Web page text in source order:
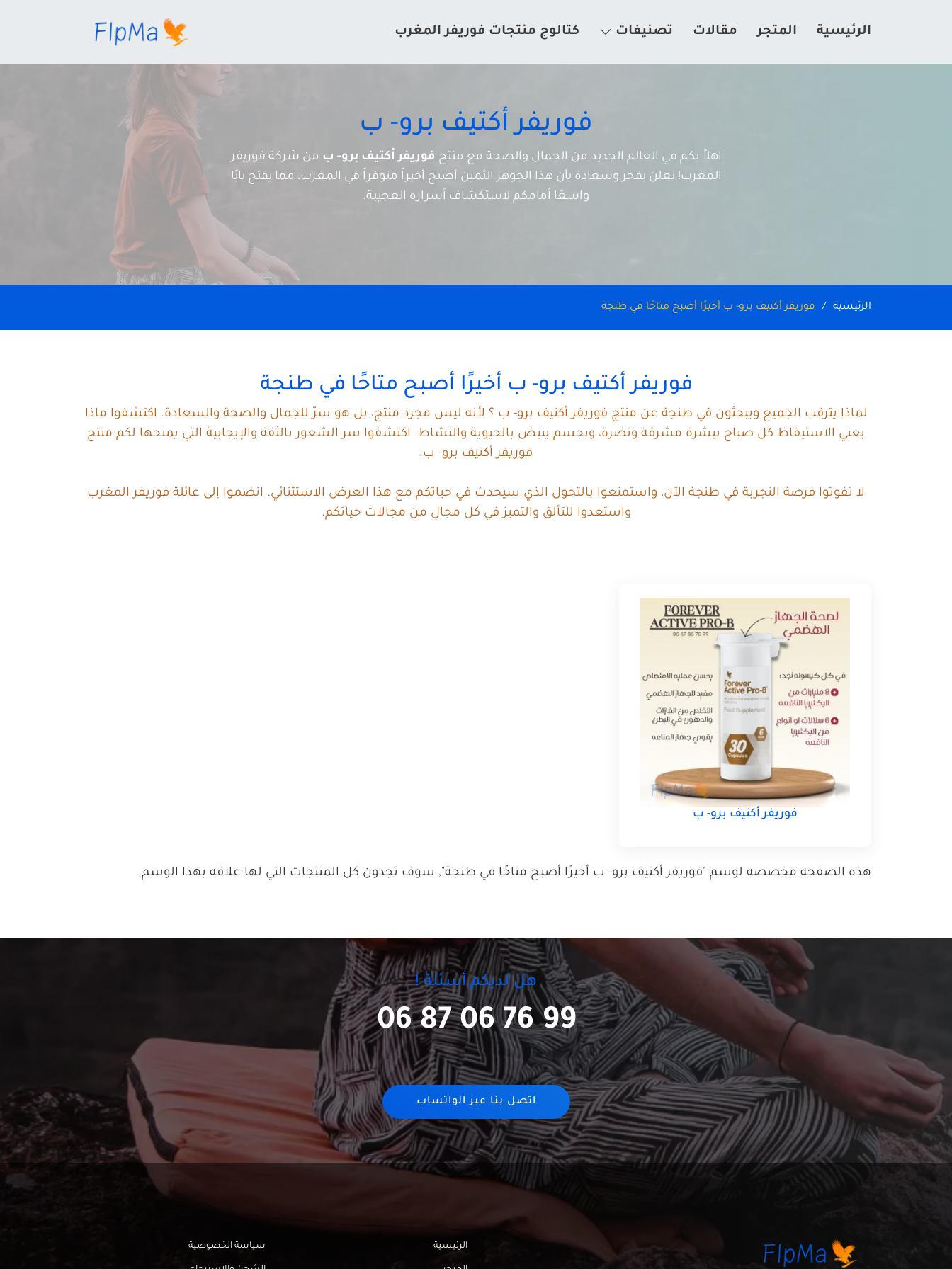
الرئيسية المتجر مقالات تصنيفات كتالوج منتجات فوريفر المغرب
فوريفر أكتيف برو- ب
اهلاً بكم في العالم الجديد من الجمال والصحة مع منتج فوريفر أكتيف برو- ب من شركة فوريفر
المغرب! نعلن بفخر وسعادة بأن هذا الجوهر الثمين أصبح أخيراً متوفراً في المغرب، مما يفتح بابًا
واسعًا أمامكم لاستكشاف أسراره العجيبة.
الرئيسية فوريفر أكتيف برو- ب أخيرًا أصبح متاحًا في طنجة
فوريفر أكتيف برو- ب أخيرًا أصبح متاحًا في طنجة
لماذا يترقب الجميع ويبحثون في طنجة عن منتج فوريفر أكتيف برو- ب ؟ لأنه ليس مجرد منتج، بل هو سرّ للجمال والصحة والسعادة. اكتشفوا ماذا
يعني الاستيقاظ كل صباح ببشرة مشرقة ونضرة، وبجسم ينبض بالحيوية والنشاط. اكتشفوا سر الشعور بالثقة والإيجابية التي يمنحها لكم منتج
فوريفر أكتيف برو- ب.
لا تفوتوا فرصة التجربة في طنجة الآن، واستمتعوا بالتحول الذي سيحدث في حياتكم مع هذا العرض الاستثنائي. انضموا إلى عائلة فوريفر المغرب
واستعدوا للتألق والتميز في كل مجال من مجالات حياتكم.
فوريفر أكتيف برو- ب
هذه الصفحه مخصصه لوسم "فوريفر أكتيف برو- ب أخيرًا أصبح متاحًا في طنجة", سوف تجدون كل المنتجات التي لها علاقه بهذا الوسم.
هل لديكم أسئلة !
06 87 06 76 99
اتصل بنا عبر الواتساب
الرئيسية سياسة الخصوصية